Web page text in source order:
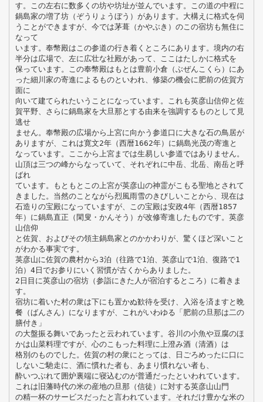
す。この左右に数多くの坊や坊址が並んでいます。この道の中程に
鍋島家の増了坊（ぞうりょうぼう）があります。大構えに格式を伺
うことができますが、今では茅葺（かやぶき）のこの宿坊も無住に
なって
います。奉幣殿はこの参道の行き着くところにあります。境内の右
半分は広場で、左に広壮な社殿があって、ここはたしかに格式を
保っています。この奉幣殿はもとは豊前小倉（ぶぜんこくら）にあ
った細川家の寄進によるものといわれ、修築の機会に肥前の佐賀方
面に
向いて建てられたいうことになっています。これも英彦山信仰と佐
賀平野、さらに鍋島家を大旦那とする由来を強調するものとして見
逃せ
ません。奉幣殿の広場から上宮に向かう参道口に大きな石の鳥居が
ありますが、これは寛文2年（西暦1662年）に鍋島光茂の寄進と
なっています。ここから上宮までは生易しい参道ではありません。
山頂は三つの峰からなっていて、それぞれに中岳、北岳、南岳と呼
ばれ
ています。もともとこの上宮が英彦山の神霊がこもる聖地とされて
きました。当然のことながら烈風雨雪のきびしいことから、現在は
石造りの宝殿になっていますが、この宝殿は安政4年（西暦1857
年）に鍋島直正（閑叟・かんそう）が改修寄進したものです。英彦
山信仰
と佐賀、およびその領主鍋島家とのかかわりが、驚くほど深いこと
がわかる事実です。
英彦山に佐賀の農村から3泊（往路で1泊、英彦山で1泊、復路で1
泊）4日でお参りにいく習慣が古くからありました。
2日目に英彦山の宿坊（参詣にきた人が宿泊するところ）に着きま
す。
宿坊に着いた村の衆は下にも置かぬ歓待を受け、入浴を済ますと晩
餐（ばんさん）になりますが、これがいわゆる「肥前の旦那は二の
膳付き」
の大盤振る舞いであったと云われています。谷川の小魚や豆腐のほ
かは山菜料理ですが、心のこもった料理に上澄み酒（清酒）は
格別のものでした。佐賀の村の衆にとっては、日ごろめったに口に
しないご馳走に、酒に慣れた者も、あまり慣れない者も、
酔いつぶれて囲炉裏端に寝込むのが普通だったといわれています。
これは旧藩時代の米の産地の旦那（信徒）に対する英彦山山門
の精一杯のサービスだったと言われています。それだけ豊かな米の